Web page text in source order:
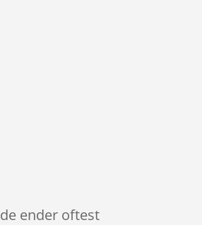
ender oftest